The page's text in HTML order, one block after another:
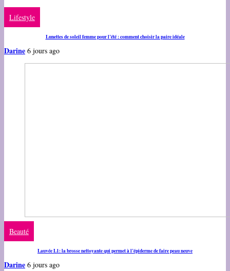
Lifestyle
Lunettes de soleil femme pour l’été : comment choisir la paire idéale
Darine 6 jours ago
Beauté
Lauvée L1: la brosse nettoyante qui permet à l’épiderme de faire peau neuve
Darine 6 jours ago